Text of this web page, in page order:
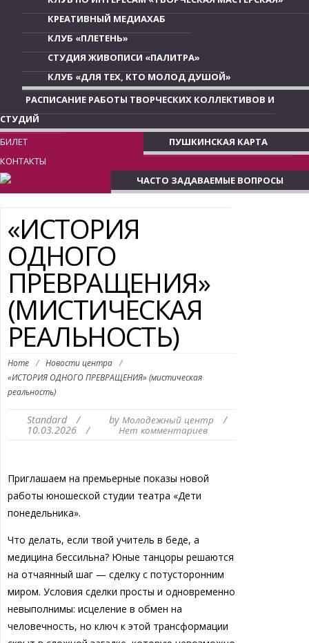
КРЕАТИВНЫЙ МЕДИАХАБ
КЛУБ «ПЛЕТЕНЬ»
СТУДИЯ ЖИВОПИСИ «ПАЛИТРА»
КЛУБ «ДЛЯ ТЕХ, КТО МОЛОД ДУШОЙ»
РАСПИСАНИЕ РАБОТЫ ТВОРЧЕСКИХ КОЛЛЕКТИВОВ И
СТУДИЙ
БИЛЕТ
ПУШКИНСКАЯ КАРТА
КОНТАКТЫ
ЧАСТО ЗАДАВАЕМЫЕ ВОПРОСЫ
«ИСТОРИЯ
ОДНОГО
ПРЕВРАЩЕНИЯ»
(МИСТИЧЕСКАЯ
РЕАЛЬНОСТЬ)
Home / Новости центра /
«ИСТОРИЯ ОДНОГО ПРЕВРАЩЕНИЯ» (мистическая
реальность)
Standard / by Молодежный центр /
10.03.2026 / Нет комментариев
Приглашаем на премьерные показы новой
работы юношеской студии театра «Дети
понедельника».
Что делать, если твой учитель в беде, а
медицина бессильна? Юные танцоры решаются
на отчаянный шаг — сделку с потусторонним
миром. Условия сделки просты и одновременно
невыполнимы: исцеление в обмен на
человечность, но ключ к этой трансформации